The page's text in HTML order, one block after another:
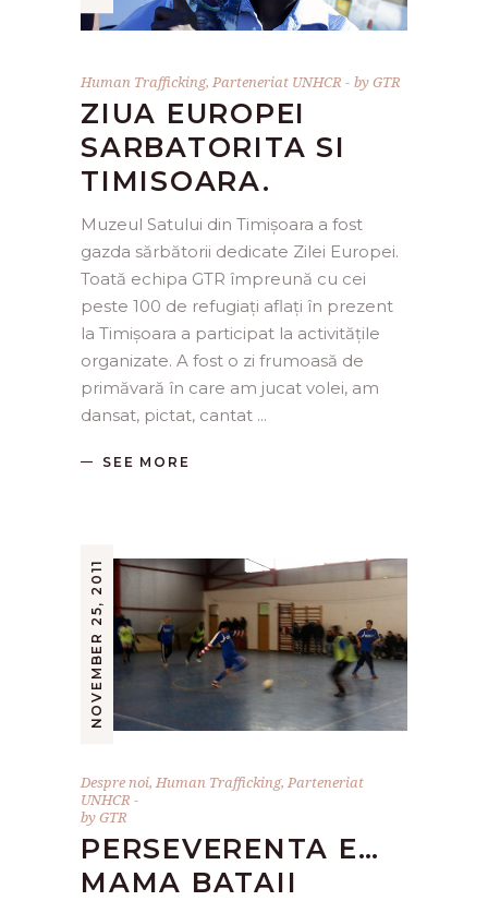
Human Trafficking, Parteneriat UNHCR byGTR
ZIUA EUROPEI
SARBATORITA SI
TIMISOARA.
Muzeul Satului din Timișoara a fost
gazda sărbătorii dedicate Zilei Europei.
Toată echipa GTR împreună cu cei
peste 100 de refugiați aflați în prezent
la Timișoara a participat la activitățile
organizate. A fost o zi frumoasă de
primăvară în care am jucat volei, am
dansat, pictat, cantat
SEE MORE
NOVEMBER 25, 2011
Despre noi, Human Trafficking, Parteneriat
UNHCR
byGTR
PERSEVERENTA E…
MAMA BATAII